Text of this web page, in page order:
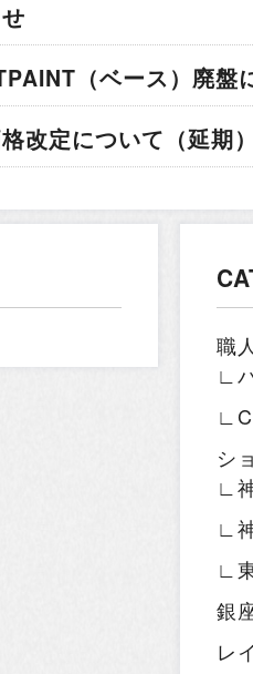
（ベース）廃
格改定について（延期
職
∟
シ
∟
∟
∟
銀
レ